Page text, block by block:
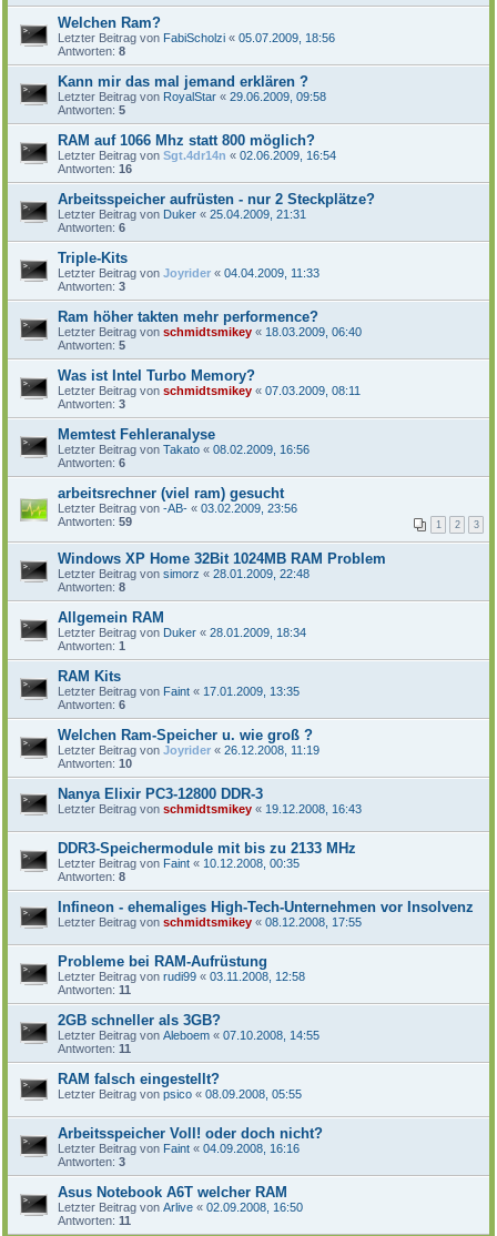
Welchen Ram?
Letzter Beitrag von FabiScholzi « 05.07.2009, 18:56
Antworten: 8
Kann mir das mal jemand erklären ?
Letzter Beitrag von RoyalStar « 29.06.2009, 09:58
Antworten: 5
RAM auf 1066 Mhz statt 800 möglich?
Letzter Beitrag von Sgt.4dr14n « 02.06.2009, 16:54
Antworten: 16
Arbeitsspeicher aufrüsten - nur 2 Steckplätze?
Letzter Beitrag von Duker « 25.04.2009, 21:31
Antworten: 6
Triple-Kits
Letzter Beitrag von Joyrider « 04.04.2009, 11:33
Antworten: 3
Ram höher takten mehr performence?
Letzter Beitrag von schmidtsmikey « 18.03.2009, 06:40
Antworten: 5
Was ist Intel Turbo Memory?
Letzter Beitrag von schmidtsmikey « 07.03.2009, 08:11
Antworten: 3
Memtest Fehleranalyse
Letzter Beitrag von Takato « 08.02.2009, 16:56
Antworten: 6
arbeitsrechner (viel ram) gesucht
Letzter Beitrag von -AB- « 03.02.2009, 23:56
Antworten: 59 1 2 3
Windows XP Home 32Bit 1024MB RAM Problem
Letzter Beitrag von simorz « 28.01.2009, 22:48
Antworten: 8
Allgemein RAM
Letzter Beitrag von Duker « 28.01.2009, 18:34
Antworten: 1
RAM Kits
Letzter Beitrag von Faint « 17.01.2009, 13:35
Antworten: 6
Welchen Ram-Speicher u. wie groß ?
Letzter Beitrag von Joyrider « 26.12.2008, 11:19
Antworten: 10
Nanya Elixir PC3-12800 DDR-3
Letzter Beitrag von schmidtsmikey « 19.12.2008, 16:43
DDR3-Speichermodule mit bis zu 2133 MHz
Letzter Beitrag von Faint « 10.12.2008, 00:35
Antworten: 8
Infineon - ehemaliges High-Tech-Unternehmen vor Insolvenz
Letzter Beitrag von schmidtsmikey « 08.12.2008, 17:55
Probleme bei RAM-Aufrüstung
Letzter Beitrag von rudi99 « 03.11.2008, 12:58
Antworten: 11
2GB schneller als 3GB?
Letzter Beitrag von Aleboem « 07.10.2008, 14:55
Antworten: 11
RAM falsch eingestellt?
Letzter Beitrag von psico « 08.09.2008, 05:55
Arbeitsspeicher Voll! oder doch nicht?
Letzter Beitrag von Faint « 04.09.2008, 16:16
Antworten: 3
Asus Notebook A6T welcher RAM
Letzter Beitrag von Arlive « 02.09.2008, 16:50
Antworten: 11